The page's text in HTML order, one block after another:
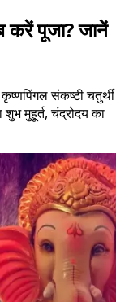
करें पूजा? जानें
संकष्टी चतुर्थी
मुहूर्त, चंद्रोदय का